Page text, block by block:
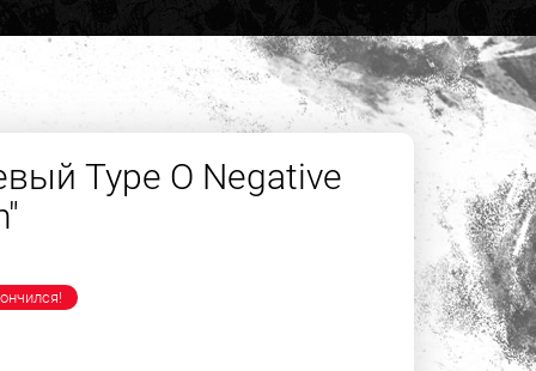
Type O Negative